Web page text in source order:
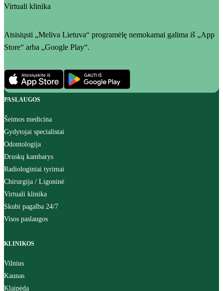
Virtuali klinika
Atsisiųsti „Meliva Lietuva“ programėlę nemokamai galima iš „App
Store“ arba „Google Play“.
PASLAUGOS
Šeimos medicina
Gydytojai specialistai
Odontologija
Druskų kambarys
Radiologiniai tyrimai
Chirurgija / Ligoninė
Virtuali klinika
Skubi pagalba 24/7
Visos paslaugos
KLINIKOS
Vilnius
Kaunas
Klaipėda